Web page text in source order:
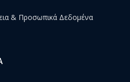
& Προσωπικά Δεδομένα